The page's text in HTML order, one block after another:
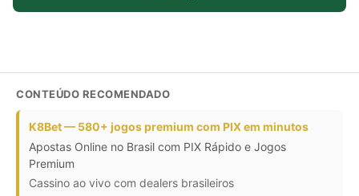
CONTEÚDO RECOMENDADO
K8Bet — 580+ jogos premium com PIX em minutos
Apostas Online no Brasil com PIX Rápido e Jogos
Premium
Cassino ao vivo com dealers brasileiros